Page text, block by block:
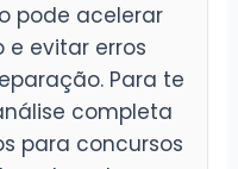
pode acelerar
e evitar erros
Para te
completa
para concursos